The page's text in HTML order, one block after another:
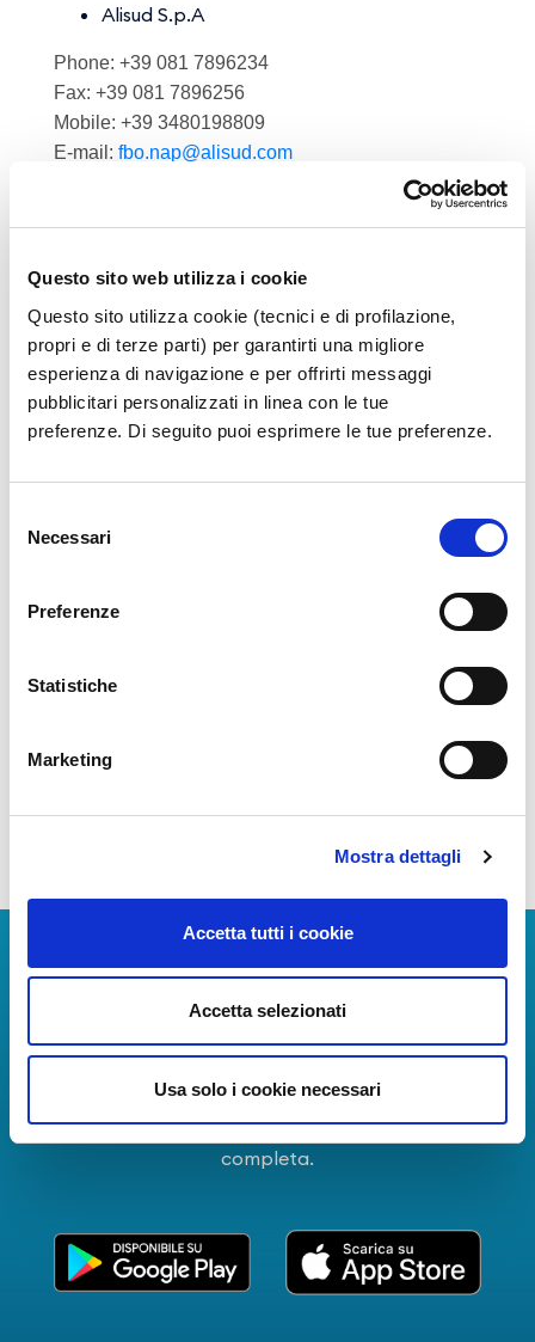
Questo sito web utilizza i cookie
Questo sito utilizza cookie (tecnici e di profilazione,
propri e di terze parti) per garantirti una migliore
esperienza di navigazione e per offrirti messaggi
pubblicitari personalizzati in linea con le tue
preferenze. Di seguito puoi esprimere le tue preferenze.
delNecessari
Preferenze
Statistiche
Marketing
Mostra dettagli
Accetta tutti i cookie
Accetta selezionati
Usa solo i cookie necessari
Alisud S.p.A
Phone: +39 081 7896234
Fax: +39 081 7896256
Mobile: +39 3480198809
E-mail: fbo.nap@alisud.com
Station: Alessio Ienco - +39 342 8189893 -
E-mail:LIRN@aviavip.com-
alessio.ienco@aviavip.com
Mobile: +39 345 6225251 - 342 5544120 - 347
Web:www.aviavip.com
Fly
Tel: + 39 081 17562322
Web:www.flyservice.eu
Scarica l'app
La Guida dei Servizi dell'Aeroporto Internazionale di
Napoli!
numeri utili per rendere la tua esperienza
all'Aeroporto di Napoli ancora più coinvolgente e
completa.